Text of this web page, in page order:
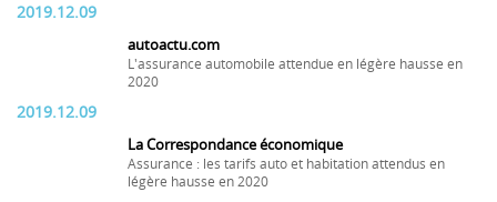
2019.12.09
autoactu.com
L'assurance automobile attendue en légère hausse en
2020
2019.12.09
La Correspondance économique
Assurance : les tarifs auto et habitation attendus en
légère hausse en 2020